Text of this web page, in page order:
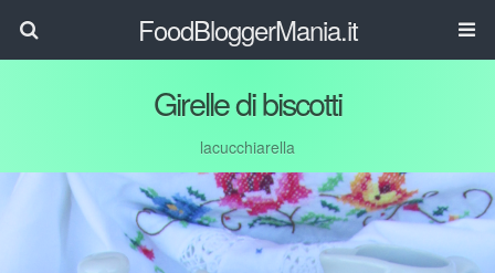
FoodBloggerMania.it
Girelle di biscotti
lacucchiarella